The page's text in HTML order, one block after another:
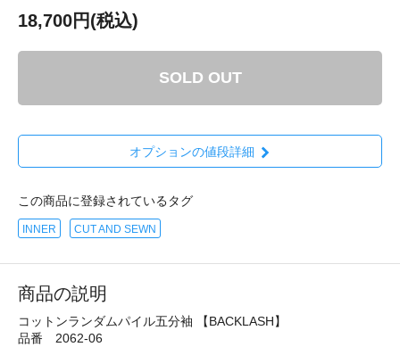
18,700円(税込)
SOLD OUT
オプションの値段詳細
この商品に登録されているタグ
INNER CUT AND SEWN
商品の説明
コットンランダムパイル五分袖 【BACKLASH】
品番 2062-06